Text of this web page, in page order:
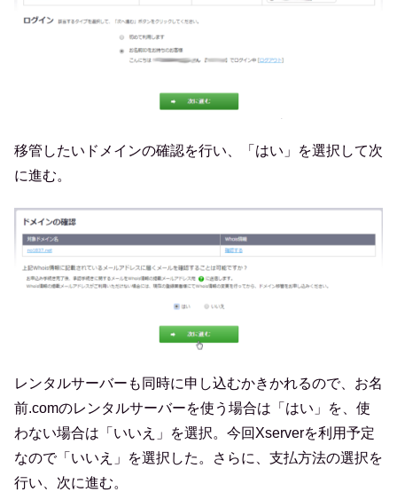
移管したいドメインの確認を行い、「はい」を選択して次
に進む。
レンタルサーバーも同時に申し込むかきかれるので、お名
前.comのレンタルサーバーを使う場合は「はい」を、使
わない場合は「いいえ」を選択。今回Xserverを利用予定
なので「いいえ」を選択した。さらに、支払方法の選択を
行い、次に進む。